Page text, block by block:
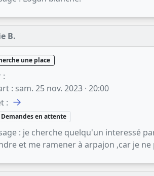
B.
une place
:
: sam. 25 nov. 2023 · 20:00
: →
Demandes en attente
: je cherche quelqu'un interessé
et me ramener à arpajon ,car je ne